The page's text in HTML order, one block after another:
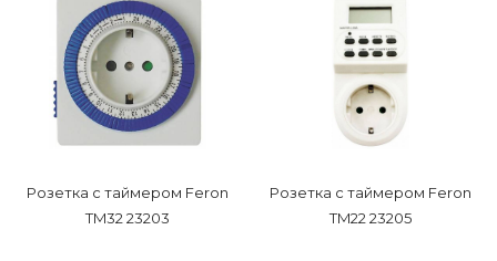
Розетка с таймером Feron
TM32 23203
Розетка с таймером Feron
TM22 23205